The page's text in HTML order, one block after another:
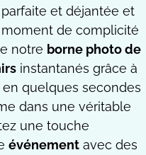
parfaite et déjantée et
de complicité
notre borne photo de
instantanés grâce à
en quelques secondes
dans une véritable
une touche
événementavec des